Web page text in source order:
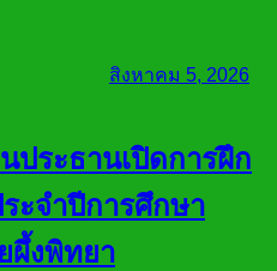
สิงหาคม 5, 2026
ประธานเปิดการฝึก
ะจำปีการศึกษา
ผึ้งพิทยา